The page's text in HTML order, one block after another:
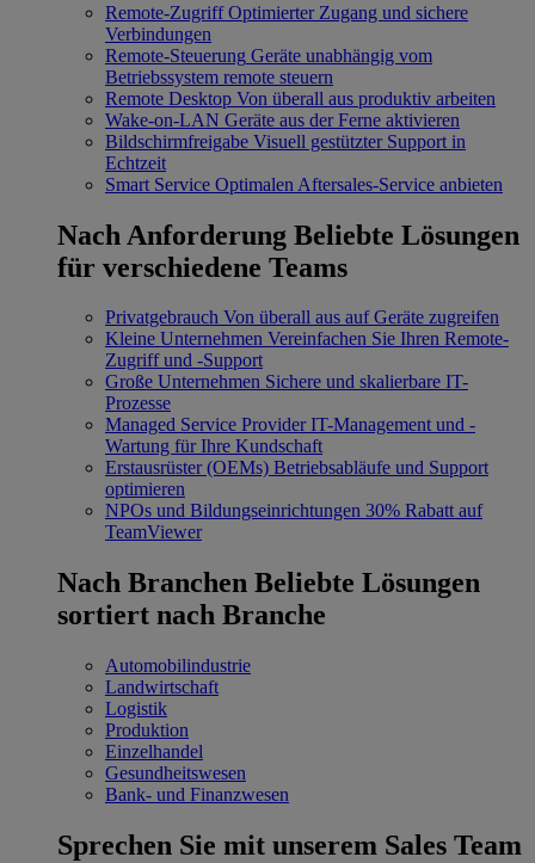
Remote-Zugriff Optimierter Zugang und sichere
Verbindungen
Remote-Steuerung Geräte unabhängig vom
Betriebssystem remote steuern
Remote Desktop Von überall aus produktiv arbeiten
Wake-on-LAN Geräte aus der Ferne aktivieren
Bildschirmfreigabe Visuell gestützter Support in
Echtzeit
Smart Service Optimalen Aftersales-Service anbieten
Nach Anforderung Beliebte Lösungen
für verschiedene Teams
Privatgebrauch Von überall aus auf Geräte zugreifen
Kleine Unternehmen Vereinfachen Sie Ihren Remote-
Zugriff und -Support
Große Unternehmen Sichere und skalierbare IT-
Prozesse
Managed Service Provider IT-Management und -
Wartung für Ihre Kundschaft
Erstausrüster (OEMs) Betriebsabläufe und Support
optimieren
NPOs und Bildungseinrichtungen 30% Rabatt auf
TeamViewer
Nach Branchen Beliebte Lösungen
sortiert nach Branche
Automobilindustrie
Landwirtschaft
Logistik
Produktion
Einzelhandel
Gesundheitswesen
Bank- und Finanzwesen
Sprechen Sie mit unserem Sales Team